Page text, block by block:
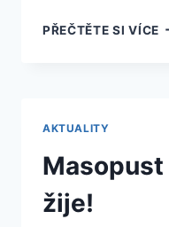
PŘEČTĚTE SI VÍCE
AKTUALITY
žije!